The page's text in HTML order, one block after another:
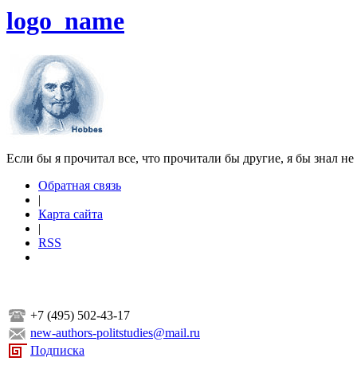
logo_name
Если бы я прочитал все, что прочитали бы другие, я бы знал
Обратная связь
|
Карта сайта
|
RSS
+7 (495) 502-43-17
new-authors-politstudies@mail.ru
Подписка